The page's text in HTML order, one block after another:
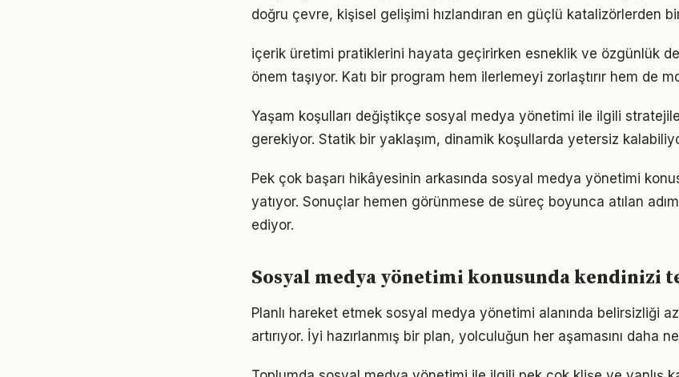
doğru çevre, kişisel gelişimi hızlandıran en güçlü katalizörlerden
içerik üretimi pratiklerini hayata geçirirken esneklik ve özgünlük
önem taşıyor. Katı bir program hem ilerlemeyi zorlaştırır hem de
Yaşam koşulları değiştikçe sosyal medya yönetimi ile ilgili
gerekiyor. Statik bir yaklaşım, dinamik koşullarda yetersiz
Pek çok başarı hikâyesinin arkasında sosyal medya yönetimi
yatıyor. Sonuçlar hemen görünmese de süreç boyunca atılan
ediyor.
Sosyal medya yönetimi konusunda kendinizi
Planlı hareket etmek sosyal medya yönetimi alanında belirsizliği
artırıyor. İyi hazırlanmış bir plan, yolculuğun her aşamasını daha